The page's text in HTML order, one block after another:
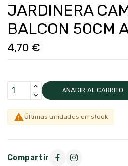
JARDINERA
BALCON 50CM
4,70 €
AÑADIR AL CARRITO
Últimas unidades en stock
Compartir